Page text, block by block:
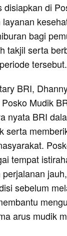
disiapkan di
bagi
takjil serta
tersebut.
BRI,
Mudik
nyata BRI
serta
tempat
sebelum
arus mudik